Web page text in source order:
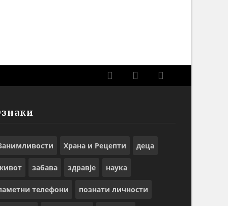
Храна и Рецепти деца
забава здравје наука
телефони познати личности